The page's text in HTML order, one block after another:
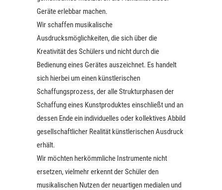
Geräte erlebbar machen.
Wir schaffen musikalische
Ausdrucksmöglichkeiten, die sich über die
Kreativität des Schülers und nicht durch die
Bedienung eines Gerätes auszeichnet. Es handelt
sich hierbei um einen künstlerischen
Schaffungsprozess, der alle Strukturphasen der
Schaffung eines Kunstproduktes einschließt und an
dessen Ende ein individuelles oder kollektives Abbild
gesellschaftlicher Realität künstlerischen Ausdruck
erhält.
Wir möchten herkömmliche Instrumente nicht
ersetzen, vielmehr erkennt der Schüler den
musikalischen Nutzen der neuartigen medialen und